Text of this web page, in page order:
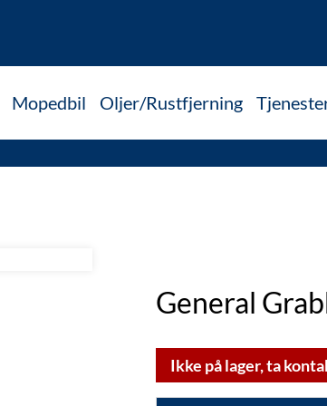
Mopedbil Oljer/Rustfjerning
General
Ikke på lager, ta